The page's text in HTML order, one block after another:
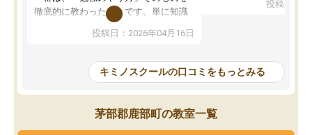
徹底的に教わったことです。単に知識
を詰め込むのではなく、自学自習の習
慣が身につくよう並走してくれるの
はなくなりました。
講師の方との距離も近く、親身なコー
チングのおかげで、停滞期もモチベー
ションを維持できました。「やらされ
投稿日：2026年04月16日
を明確にしてくれるの
の仕方をコーチングして
ルなので、家での学習習
身につきました。結果と
た英語の偏差値が10以上
していた公立高校に無事
投稿日：
キミノスクールの口コミをもっとみる
茅部郡鹿部町の教室一覧